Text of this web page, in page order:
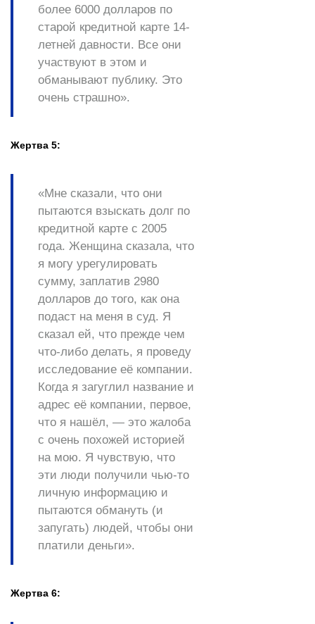
более 6000 долларов по
старой кредитной карте 14-
летней давности. Все они
участвуют в этом и
обманывают публику. Это
очень страшно».
Жертва 5:
«Мне сказали, что они
пытаются взыскать долг по
кредитной карте с 2005
года. Женщина сказала, что
я могу урегулировать
сумму, заплатив 2980
долларов до того, как она
подаст на меня в суд. Я
сказал ей, что прежде чем
что-либо делать, я проведу
исследование её компании.
Когда я загуглил название и
адрес её компании, первое,
что я нашёл, — это жалоба
с очень похожей историей
на мою. Я чувствую, что
эти люди получили чью-то
личную информацию и
пытаются обмануть (и
запугать) людей, чтобы они
платили деньги».
Жертва 6: